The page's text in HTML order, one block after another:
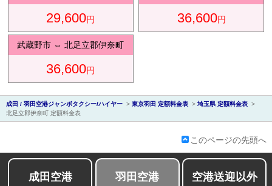
介
29,600円 36,600円
武蔵野市 ⇔北足立郡伊奈町
36,600円
成田 / 羽田空港ジャンボタクシー/ハイヤー > 東京羽田 定額料金表 > 埼玉県 定額料金表 >
北足立郡伊奈町 定額料金表
このページの先頭へ
成田空港
羽田空港
空港送迎以外